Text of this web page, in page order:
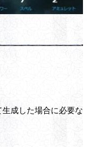
成した場合に必要な